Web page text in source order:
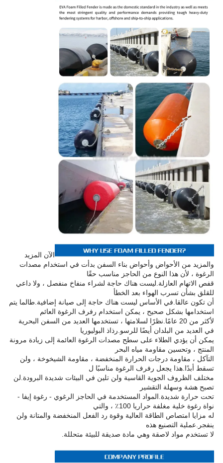
الآن المزيد
والمزيد من الأحواض وأحواض بناء السفن بدأت في استخدام مصدات
الرغوة ، لأن هذا النوع من الحاجز مناسب حقًا
قفص الاتهام العازلة.ليست هناك حاجة لشراء منفاخ منفصل ، ولا داعي
للقلق بشأن تسرب الهواء بعد الخطأ
أن تكون عالقا.في الأساس ليست هناك حاجة إلى صيانة إضافية.طالما يتم
استخدامها بشكل صحيح ، يمكن استخدام رفرف الرغوة العائم
لأكثر من 20 عامًا.نظرًا لسلامتها ، تستخدمها العديد من السفن البحرية
في العديد من البلدان أيضًا للرسو.رذاذ البوليوريا
يمكن أن يؤدي الطلاء على سطح مصدات الرغوة العائمة إلى زيادة مرونة
المنتج ، وتحسين مقاومة مياه البحر
التآكل ، مقاومة درجات الحرارة المنخفضة ، مقاومة الشيخوخة ، ولن
تسقط أبدًا.هذا يجعل رفرف الرغوة مناسبًا ل
مختلف الظروف الجوية القاسية ولن تلين في البيئات شديدة البرودة.لن
تصبح هشة وسهلة التقشير
تحت حرارة شديدة.المواد المستخدمة في الحاجز الرغوي - رغوة إيفا -
نواة رغوة خلية مغلفة حراريا 100٪ ، والتي
له مزايا امتصاص الطاقة العالية وقوة رد الفعل المنخفضة والمتانة ولن
ينفجر.عملية التصنيع هذه
لا تستخدم مواد لاصقة وهي مادة صديقة للبيئة متحللة.